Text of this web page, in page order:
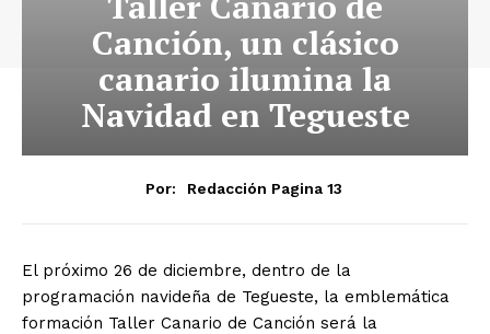
Canción, un clásico
canario ilumina la
Navidad en Tegueste
Por: Redacción Pagina 13
El próximo 26 de diciembre, dentro de la
programación navideña de Tegueste, la emblemática
formación Taller Canario de Canción será la